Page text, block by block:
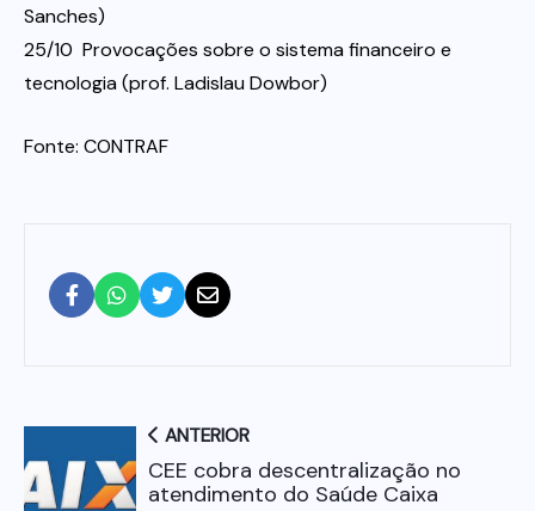
Sanches)
25/10  Provocações sobre o sistema financeiro e
tecnologia (prof. Ladislau Dowbor)
Fonte: CONTRAF
ANTERIOR
CEE cobra descentralização no
atendimento do Saúde Caixa